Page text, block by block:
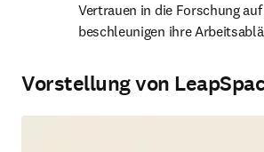
Vertrauen in die Forschung
beschleunigen ihre
Vorstellung von